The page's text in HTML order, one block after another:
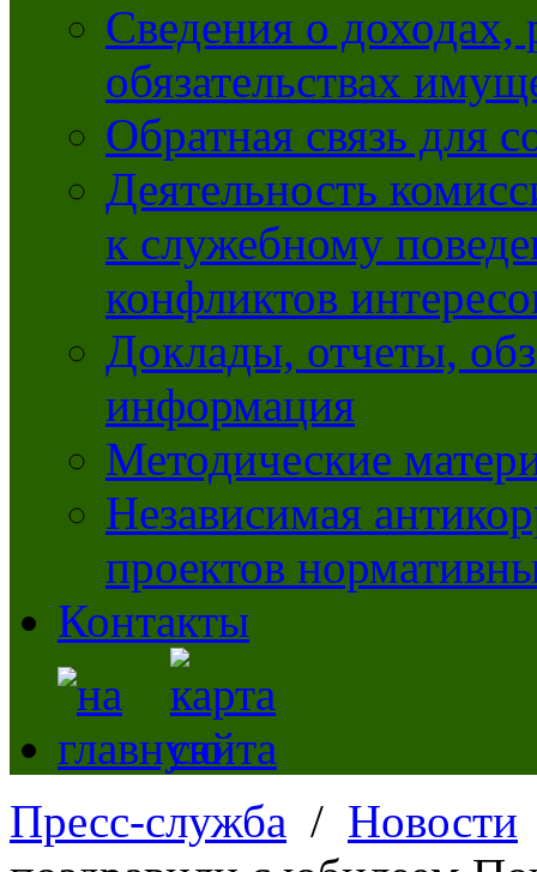
Сведения о доходах,
обязательствах
Обратная связь для
Деятельность
к служебному
конфликтов
Доклады, отчеты,
информация
Методические
Независимая
проектов
Контакты
Пресс-служба / Новости